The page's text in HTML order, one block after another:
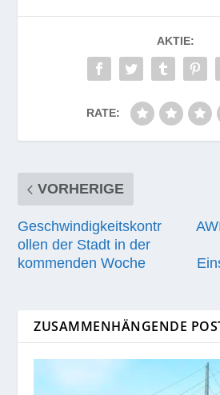
AKTIE:
RATE:
VORHERIGE
Geschwindigkeitskontr
ollen der Stadt in der
kommenden Woche
ZUSAMMENHÄNGENDE